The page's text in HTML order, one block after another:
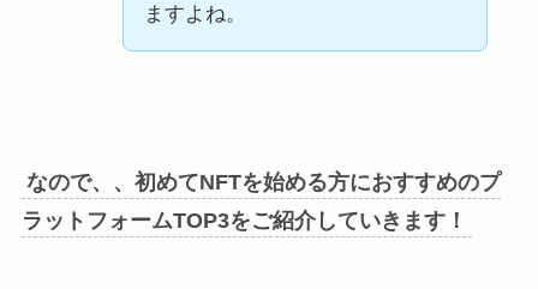
ますよね。
なので、、初めてNFTを始める方におすすめのプ
ラットフォームTOP3をご紹介していきます！